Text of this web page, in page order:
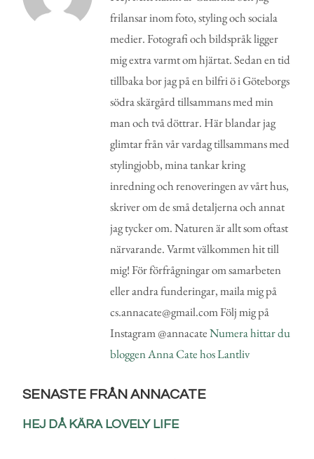
frilansar inom foto, styling och sociala
medier. Fotografi och bildspråk ligger
mig extra varmt om hjärtat. Sedan en tid
tillbaka bor jag på en bilfri ö i Göteborgs
södra skärgård tillsammans med min
man och två döttrar. Här blandar jag
glimtar från vår vardag tillsammans med
stylingjobb, mina tankar kring
inredning och renoveringen av vårt hus,
skriver om de små detaljerna och annat
jag tycker om. Naturen är allt som oftast
närvarande. Varmt välkommen hit till
mig! För förfrågningar om samarbeten
eller andra funderingar, maila mig på
cs.annacate@gmail.com Följ mig på
Instagram @annacateNumera hittar du
bloggen Anna Cate hos Lantliv
SENASTE FRÅN ANNACATE
HEJ DÅ KÄRA LOVELY LIFE